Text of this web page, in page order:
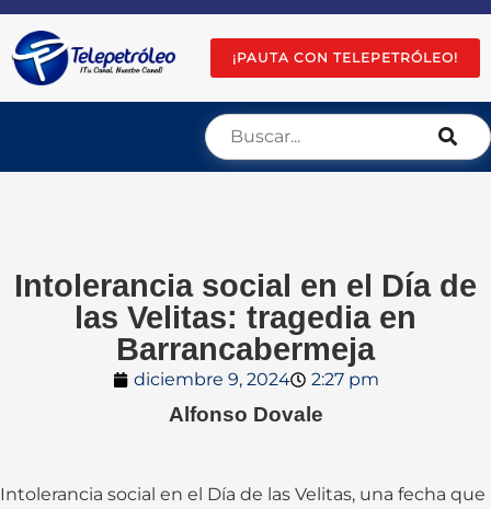
¡PAUTA CON TELEPETRÓLEO!
Intolerancia social en el Día de
las Velitas: tragedia en
Barrancabermeja
diciembre 9, 2024 2:27 pm
Alfonso Dovale
Intolerancia social en el Día de las Velitas, una fecha que